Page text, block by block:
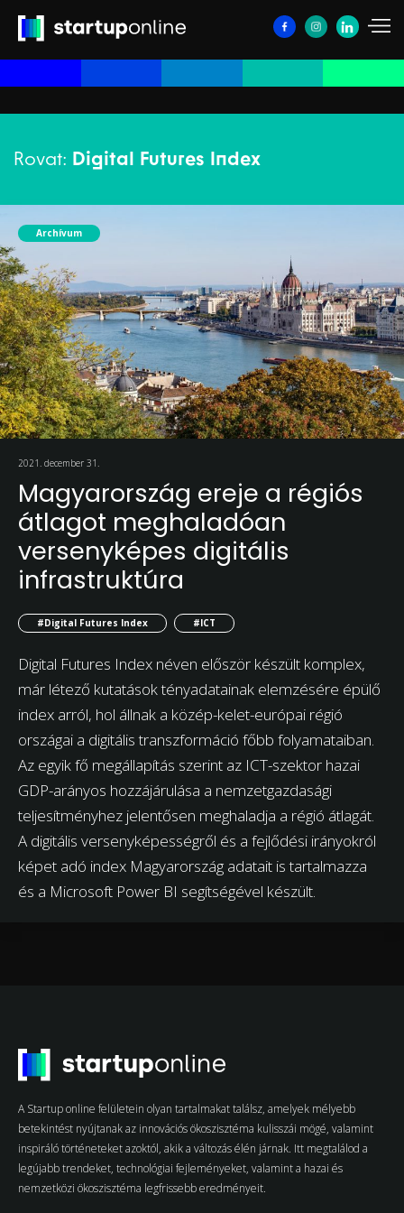
Rovat: Digital Futures Index
Archívum
2021. december 31.
Magyarország ereje a régiós
átlagot meghaladóan
versenyképes digitális
infrastruktúra
#Digital Futures Index #ICT
Digital Futures Index néven először készült komplex,
már létező kutatások tényadatainak elemzésére épülő
index arról, hol állnak a közép-kelet-európai régió
országai a digitális transzformáció főbb folyamataiban.
Az egyik fő megállapítás szerint az ICT-szektor hazai
GDP-arányos hozzájárulása a nemzetgazdasági
teljesítményhez jelentősen meghaladja a régió átlagát.
A digitális versenyképességről és a fejlődési irányokról
képet adó index Magyarország adatait is tartalmazza
és a Microsoft Power BI segítségével készült.
A Startup online felületein olyan tartalmakat találsz, amelyek mélyebb
betekintést nyújtanak az innovációs ökoszisztéma kulisszái mögé, valamint
inspiráló történeteket azoktól, akik a változás élén járnak. Itt megtalálod a
legújabb trendeket, technológiai fejleményeket, valamint a hazai és
nemzetközi ökoszisztéma legfrissebb eredményeit.